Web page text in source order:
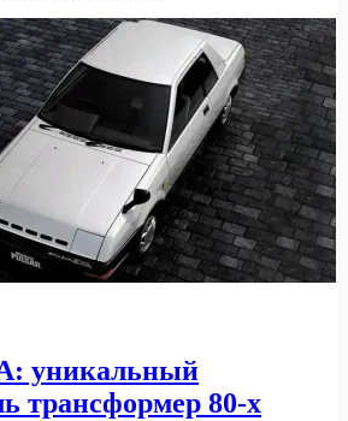
уникальный
трансформер 80-х